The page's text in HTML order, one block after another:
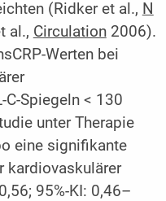
(Ridker et al., N
al., Circulation2006).
Werten bei
Spiegeln < 130
unter Therapie
eine signifikante
kardiovaskulärer
95%-KI: 0,46–